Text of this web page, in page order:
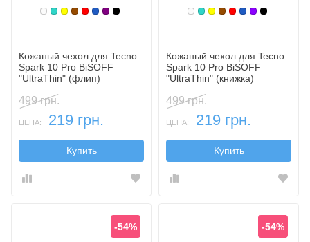
Белый
Бирюзовый
Желтый
Коричневый
Красный
Синий, темный
Фиолетовый, темный
Черный
Кожаный чехол для Tecno
Spark 10 Pro BiSOFF
"UltraThin" (флип)
499 грн.
ЦЕНА: 219 грн.
Купить
Белый
Бирюзовый
Желтый
Коричневый
Красный
Синий,Черный
Кожаный чехол для Tecno
Spark 10 Pro BiSOFF
"UltraThin" (книжка)
499 грн.
ЦЕНА: 219 грн.
Купить
-54% -54%